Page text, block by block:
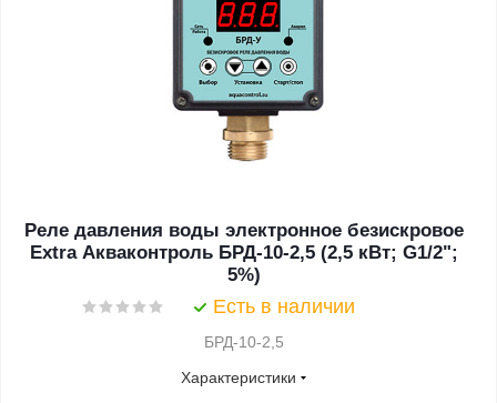
Реле давления воды электронное безискровое
Extra Акваконтроль БРД-10-2,5 (2,5 кВт; G1/2";
5%)
Есть в наличии
БРД-10-2,5
Характеристики